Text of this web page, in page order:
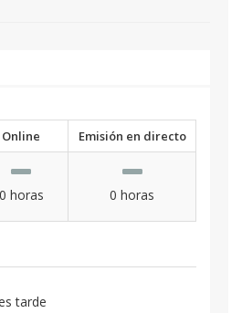
Online Emisión en directo
0 horas 0 horas
viernes tarde